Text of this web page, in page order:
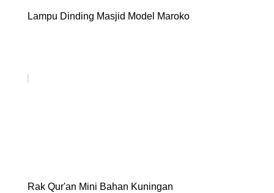
Lampu Dinding Masjid Model Maroko
Rak Qur'an Mini Bahan Kuningan